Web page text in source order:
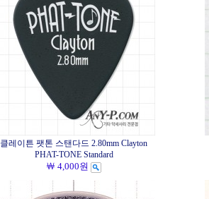
클레이튼 팻톤 스탠다드 2.80mm Clayton
PHAT-TONE Standard
￦ 4,000원